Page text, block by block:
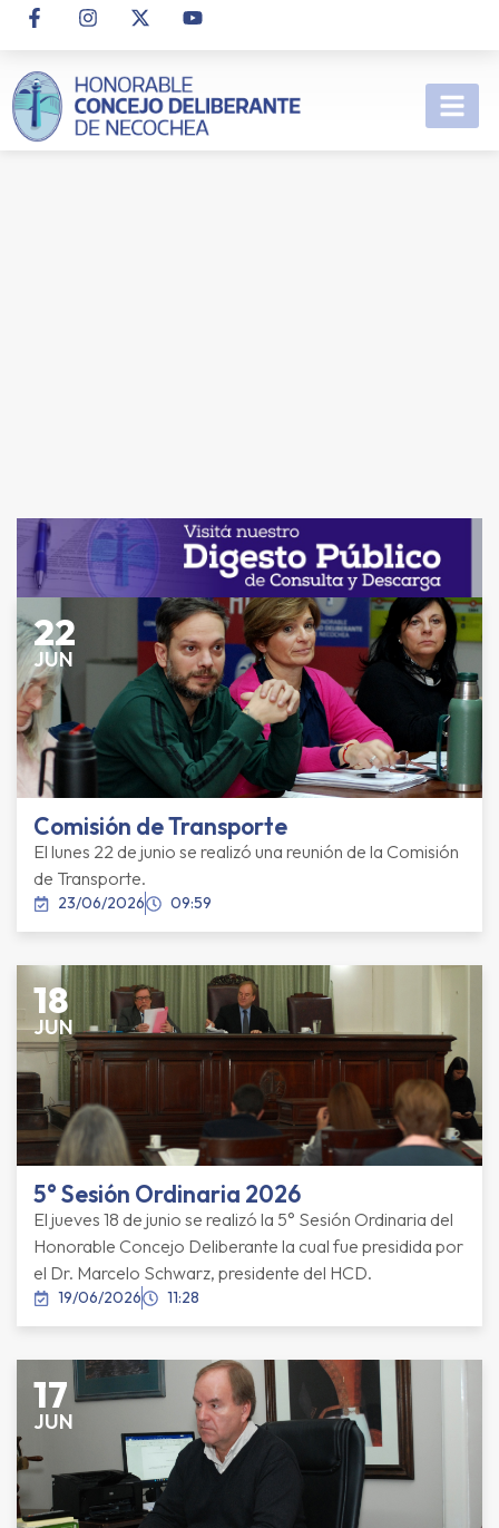
22
JUN
Comisión de Transporte
El lunes 22 de junio se realizó una reunión de la Comisión
de Transporte.
23/06/2026 09:59
18
JUN
5° Sesión Ordinaria 2026
El jueves 18 de junio se realizó la 5° Sesión Ordinaria del
Honorable Concejo Deliberante la cual fue presidida por
el Dr. Marcelo Schwarz, presidente del HCD.
19/06/2026 11:28
17
JUN